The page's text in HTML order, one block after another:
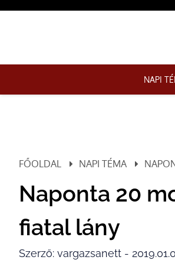
NAPI
FŐOLDAL NAPI TÉMA
Naponta 20
fiatal lány
Szerző: vargazsanett -